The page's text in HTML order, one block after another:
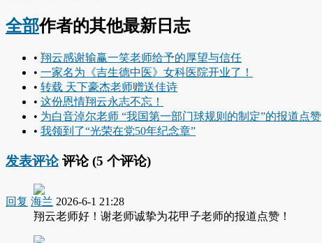
全部作者的其他最新日志
• 翔云感谢输赢一笑老师给予的厚望与信任
• 一家名为《吉生德中医》女科医院开业了！
• 转载 天下豪杰老师赠送佳诗
• 这份恩情翔云永志不忘！
• 为白音淖尔老师 “我国第一部门球规则的制定”的报道点赞
• 我领到了“光荣在党50年纪念章”
发表评论评论 (5 个评论)
回复 海兰 2026-6-1 21:28
翔云老师好！谢老师诚挚为花甲子老师的报道点赞！